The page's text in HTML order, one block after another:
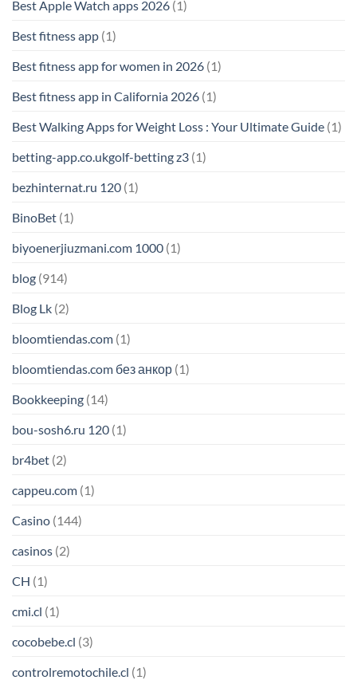
Best Apple Watch apps 2026 (1)
Best fitness app (1)
Best fitness app for women in 2026 (1)
Best fitness app in California 2026 (1)
Best Walking Apps for Weight Loss : Your Ultimate Guide (1)
betting-app.co.ukgolf-betting z3 (1)
bezhinternat.ru 120 (1)
BinoBet (1)
biyoenerjiuzmani.com 1000 (1)
blog (914)
Blog Lk (2)
bloomtiendas.com (1)
bloomtiendas.com без анкор (1)
Bookkeeping (14)
bou-sosh6.ru 120 (1)
br4bet (2)
cappeu.com (1)
Casino (144)
casinos (2)
CH (1)
cmi.cl (1)
cocobebe.cl (3)
controlremotochile.cl (1)